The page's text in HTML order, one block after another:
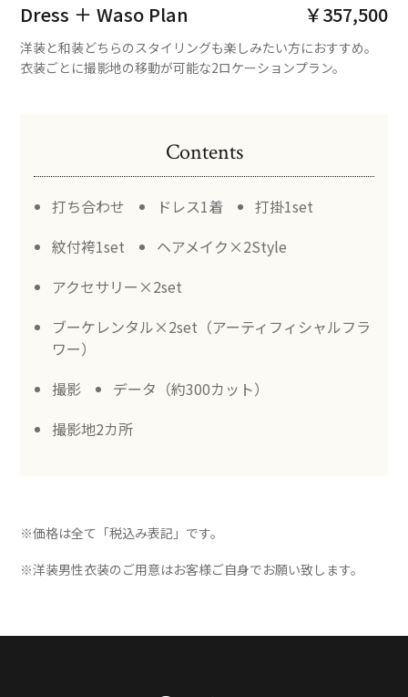
Dress ＋ Waso Plan ￥357,500
洋装と和装どちらのスタイリングも楽しみたい方におすすめ。
衣装ごとに撮影地の移動が可能な2ロケーションプラン。
Contents
打ち合わせ ドレス1着
打掛1set
紋付袴1set
ヘアメイク×2Style
アクセサリー×2set
ブーケレンタル×2set（アーティフィシャルフラ
ワー）
撮影
データ（約300カット）
撮影地2カ所
※価格は全て「税込み表記」です。
※洋装男性衣装のご用意はお客様ご自身でお願い致します。